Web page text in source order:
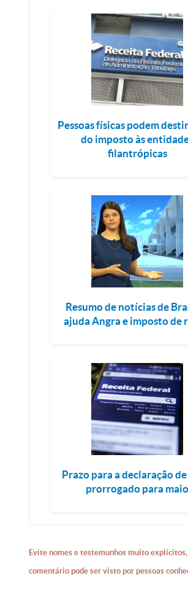
Pessoas físicas podem
do imposto às
filantrópicas
Resumo de notícias de
ajuda Angra e imposto de
Prazo para a declaração
prorrogado para maio
Evite nomes e testemunhos muito
comentário pode ser visto por pessoas